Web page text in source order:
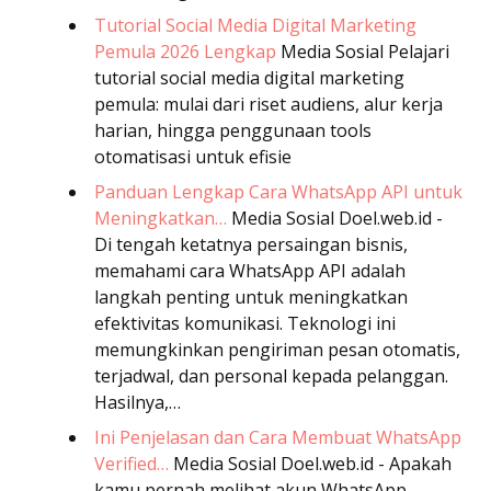
Tutorial Social Media Digital Marketing
Pemula 2026 Lengkap Media Sosial Pelajari
tutorial social media digital marketing
pemula: mulai dari riset audiens, alur kerja
harian, hingga penggunaan tools
otomatisasi untuk efisie
Panduan Lengkap Cara WhatsApp API untuk
Meningkatkan… Media Sosial Doel.web.id -
Di tengah ketatnya persaingan bisnis,
memahami cara WhatsApp API adalah
langkah penting untuk meningkatkan
efektivitas komunikasi. Teknologi ini
memungkinkan pengiriman pesan otomatis,
terjadwal, dan personal kepada pelanggan.
Hasilnya,…
Ini Penjelasan dan Cara Membuat WhatsApp
Verified… Media Sosial Doel.web.id - Apakah